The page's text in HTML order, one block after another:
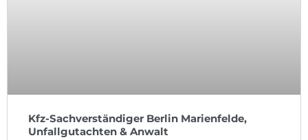
Kfz-Sachverständiger Berlin Marienfelde,
Unfallgutachten & Anwalt